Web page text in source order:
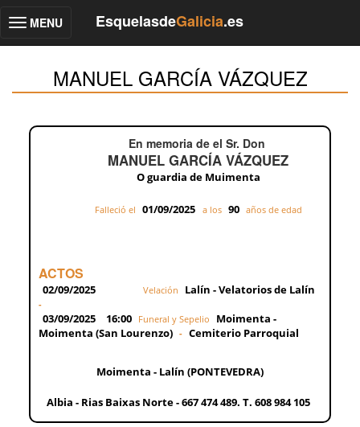
Toggle
MENU EsquelasdeGalicia.es
MANUEL GARCÍA VÁZQUEZ
En memoria de el Sr. Don
MANUEL GARCÍA VÁZQUEZ
O guardia de Muimenta
Falleció el 01/09/2025 a los 90 años de edad
ACTOS
02/09/2025 Velación Lalín - Velatorios de Lalín
-
03/09/2025 16:00 Funeral y Sepelio
Moimenta -
Moimenta (San Lourenzo) - Cemiterio Parroquial
Moimenta - Lalín (PONTEVEDRA)
Albia - Rias Baixas Norte - 667 474 489. T. 608 984 105